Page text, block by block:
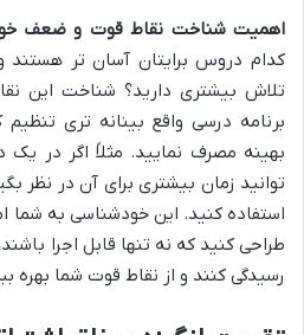
اهمیت شناخت نقاط قوت و ضعف
کدام دروس برایتان آسان تر
تلاش بیشتری دارید؟ شناخت این
برنامه درسی واقع بینانه تری
بهینه مصرف نمایید. مثلاً اگر در
توانید زمان بیشتری برای آن در نظر
استفاده کنید. این خودشناسی به شما
طراحی کنید که نه تنها قابل اجرا
رسیدگی کنند و از نقاط قوت شما بهره